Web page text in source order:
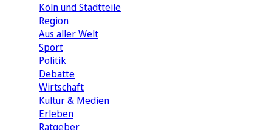
Köln und Stadtteile
Region
Aus aller Welt
Sport
Politik
Debatte
Wirtschaft
Kultur & Medien
Erleben
Ratgeber